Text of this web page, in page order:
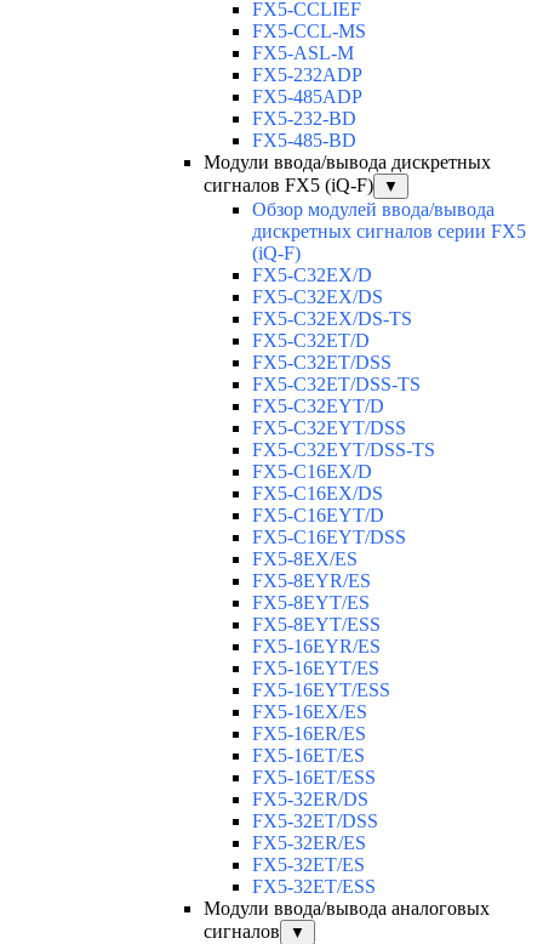
FX5-CCLIEF
FX5-CCL-MS
FX5-ASL-M
FX5-232ADP
FX5-485ADP
FX5-232-BD
FX5-485-BD
Модули ввода/вывода дискретных
сигналов FX5 (iQ-F)
▼
Обзор модулей ввода/вывода
дискретных сигналов серии FX5
(iQ-F)
FX5-C32EX/D
FX5-C32EX/DS
FX5-C32EX/DS-TS
FX5-C32ET/D
FX5-C32ET/DSS
FX5-C32ET/DSS-TS
FX5-C32EYT/D
FX5-C32EYT/DSS
FX5-C32EYT/DSS-TS
FX5-C16EX/D
FX5-C16EX/DS
FX5-C16EYT/D
FX5-C16EYT/DSS
FX5-8EX/ES
FX5-8EYR/ES
FX5-8EYT/ES
FX5-8EYT/ESS
FX5-16EYR/ES
FX5-16EYT/ES
FX5-16EYT/ESS
FX5-16EX/ES
FX5-16ER/ES
FX5-16ET/ES
FX5-16ET/ESS
FX5-32ER/DS
FX5-32ET/DSS
FX5-32ER/ES
FX5-32ET/ES
FX5-32ET/ESS
Модули ввода/вывода аналоговых
сигналов
▼